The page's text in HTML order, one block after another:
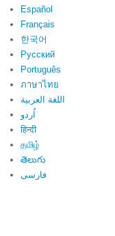
Español
Français
한국어
Русский
Português
ภาษาไทย
اللغة العربية
اُردو
हिन्दी
தமிழ்
తెలుగు
فارسی